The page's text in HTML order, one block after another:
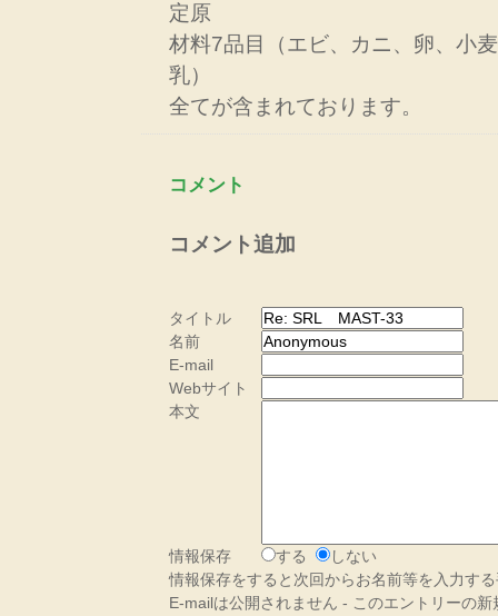
定原
材料7品目（エビ、カニ、卵、小
乳）
全てが含まれております。
コメント
コメント追加
タイトル
名前
E-mail
Webサイト
本文
情報保存 する
しない
情報保存をすると次回からお名前等を入力す
E-mailは公開されません - このエントリーの